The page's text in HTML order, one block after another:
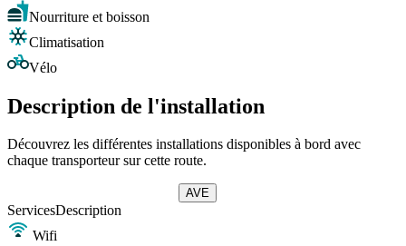
Nourriture et boisson
Climatisation
Vélo
Description de l'installation
Découvrez les différentes installations disponibles à bord avec
chaque transporteur sur cette route.
AVE
ServicesDescription
Wifi